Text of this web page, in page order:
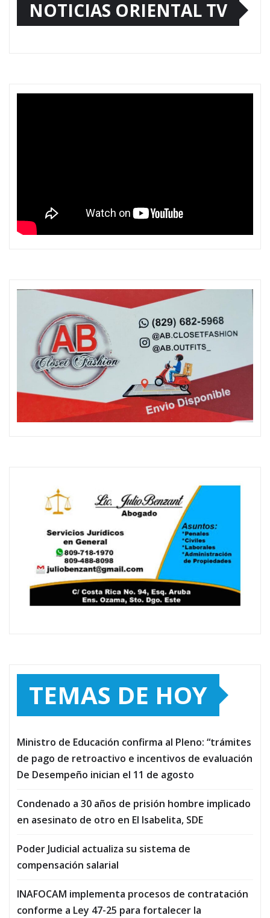
NOTICIAS ORIENTAL TV
TEMAS DE HOY
Ministro de Educación confirma al Pleno: “trámites
de pago de retroactivo e incentivos de evaluación
De Desempeño inician el 11 de agosto
Condenado a 30 años de prisión hombre implicado
en asesinato de otro en El Isabelita, SDE
Poder Judicial actualiza su sistema de
compensación salarial
INAFOCAM implementa procesos de contratación
conforme a Ley 47-25 para fortalecer la